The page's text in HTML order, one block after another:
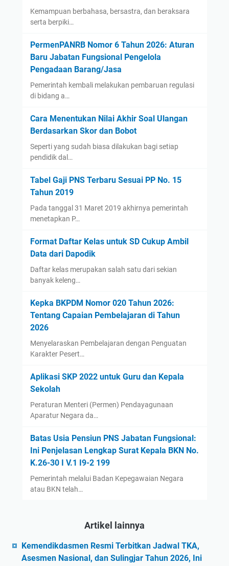
Kemampuan berbahasa, bersastra, dan beraksara
serta berpiki…
PermenPANRB Nomor 6 Tahun 2026: Aturan
Baru Jabatan Fungsional Pengelola
Pengadaan Barang/Jasa
Pemerintah kembali melakukan pembaruan regulasi
di bidang a…
Cara Menentukan Nilai Akhir Soal Ulangan
Berdasarkan Skor dan Bobot
Seperti yang sudah biasa dilakukan bagi setiap
pendidik dal…
Tabel Gaji PNS Terbaru Sesuai PP No. 15
Tahun 2019
Pada tanggal 31 Maret 2019 akhirnya pemerintah
menetapkan P…
Format Daftar Kelas untuk SD Cukup Ambil
Data dari Dapodik
Daftar kelas merupakan salah satu dari sekian
banyak keleng…
Kepka BKPDM Nomor 020 Tahun 2026:
Tentang Capaian Pembelajaran di Tahun
2026
Menyelaraskan Pembelajaran dengan Penguatan
Karakter Pesert…
Aplikasi SKP 2022 untuk Guru dan Kepala
Sekolah
Peraturan Menteri (Permen) Pendayagunaan
Aparatur Negara da…
Batas Usia Pensiun PNS Jabatan Fungsional:
Ini Penjelasan Lengkap Surat Kepala BKN No.
K.26-30 I V.1 I9-2 199
Pemerintah melalui Badan Kepegawaian Negara
atau BKN telah…
Artikel lainnya
Kemendikdasmen Resmi Terbitkan Jadwal TKA,
Asesmen Nasional, dan Sulingjar Tahun 2026, Ini